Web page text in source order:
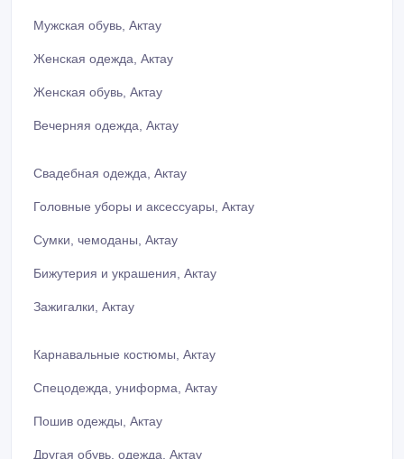
Мужская обувь, Актау
Женская одежда, Актау
Женская обувь, Актау
Вечерняя одежда, Актау
Свадебная одежда, Актау
Головные уборы и аксессуары, Актау
Сумки, чемоданы, Актау
Бижутерия и украшения, Актау
Зажигалки, Актау
Карнавальные костюмы, Актау
Спецодежда, униформа, Актау
Пошив одежды, Актау
Другая обувь, одежда, Актау